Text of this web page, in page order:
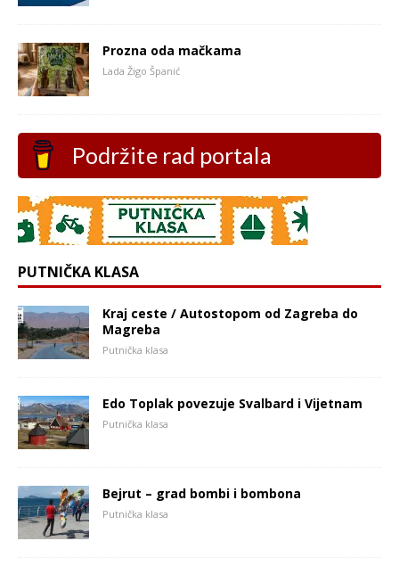
Prozna oda mačkama
Lada Žigo Španić
Podržite rad portala
PUTNIČKA KLASA
Kraj ceste / Autostopom od Zagreba do
Magreba
Putnička klasa
Edo Toplak povezuje Svalbard i Vijetnam
Putnička klasa
Bejrut – grad bombi i bombona
Putnička klasa